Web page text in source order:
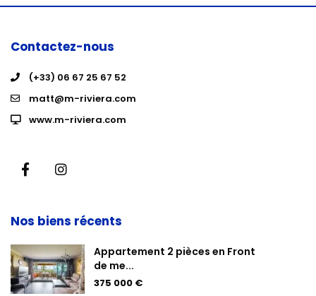
Contactez-nous
(+33) 06 67 25 67 52
matt@m-riviera.com
www.m-riviera.com
Nos biens récents
Appartement 2 pièces en Front
de me...
375 000 €